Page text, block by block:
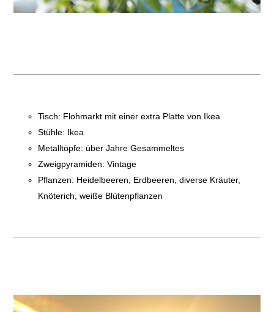
Tisch: Flohmarkt mit einer extra Platte von Ikea
Stühle: Ikea
Metalltöpfe: über Jahre Gesammeltes
Zweigpyramiden: Vintage
Pflanzen: Heidelbeeren, Erdbeeren, diverse Kräuter,
Knöterich, weiße Blütenpflanzen